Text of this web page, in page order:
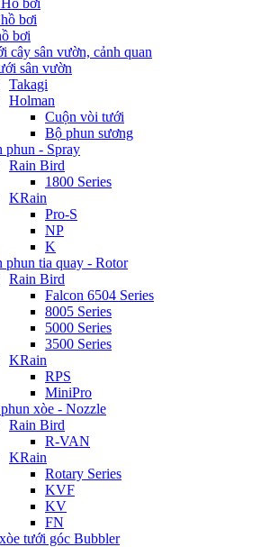
bơi
bơi
bơi
cây sân vườn, cảnh quan
sân vườn
Takagi
Holman
Cuộn vòi tưới
Bộ phun sương
phun - Spray
Rain Bird
1800 Series
KRain
Pro-S
NP
K
phun tia quay - Rotor
Rain Bird
Falcon 6504 Series
8005 Series
5000 Series
3500 Series
KRain
RPS
MiniPro
xòe - Nozzle
Rain Bird
R-VAN
KRain
Rotary Series
KVF
KV
FN
tưới góc Bubbler